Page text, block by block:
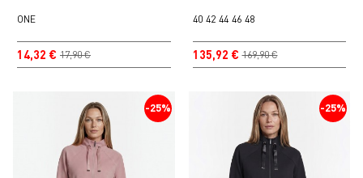
14,32 € 17,90 €
ONE
135,92 € 169,90 €
40 42 44 46 48
-25% -25%